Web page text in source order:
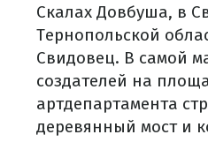
Скалах Довбуша, в
Тернопольской
Свидовец. В самой
создателей на
артдепартамента
деревянный мост и